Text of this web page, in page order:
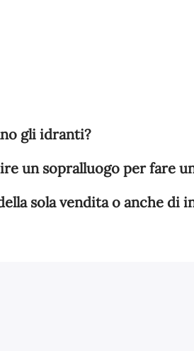
gli idranti?
un sopralluogo per fare
sola vendita o anche di